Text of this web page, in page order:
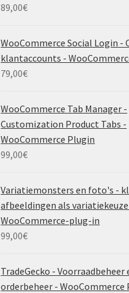
89,00€
WooCommerce Social Login -
klantaccounts -
79,00€
WooCommerce Tab Manager -
Customization Product Tabs -
WooCommerce Plugin
99,00€
Variatiemonsters en foto's -
afbeeldingen als
WooCommerce-plug-in
99,00€
TradeGecko - Voorraadbeheer
orderbeheer - WooCommerce